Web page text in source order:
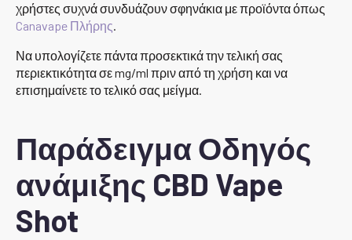
χρήστες συχνά συνδυάζουν σφηνάκια με προϊόντα όπως
Canavape Πλήρης.
Να υπολογίζετε πάντα προσεκτικά την τελική σας
περιεκτικότητα σε mg/ml πριν από τη χρήση και να
επισημαίνετε το τελικό σας μείγμα.
Παράδειγμα Οδηγός
ανάμιξης CBD Vape
Shot